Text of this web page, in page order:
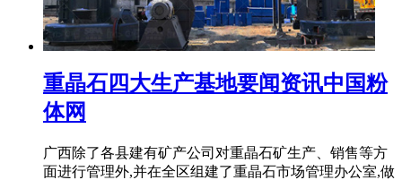
重晶石四大生产基地要闻资讯中国粉
体网
广西除了各县建有矿产公司对重晶石矿生产、销售等方
面进行管理外,并在全区组建了重晶石市场管理办公室,做